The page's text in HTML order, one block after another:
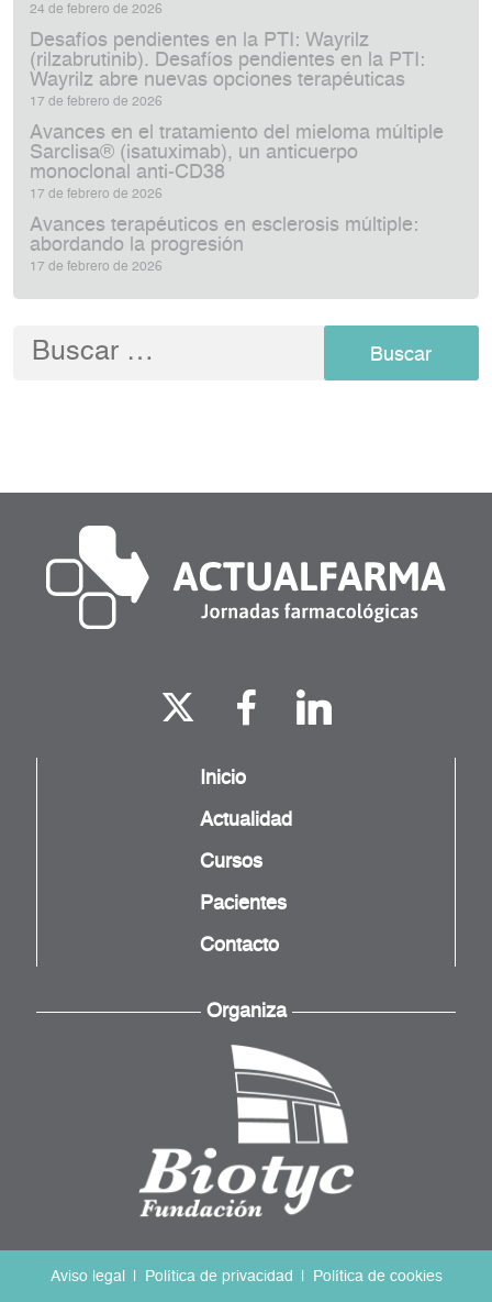
24 de febrero de 2026
Desafíos pendientes en la PTI: Wayrilz
(rilzabrutinib). Desafíos pendientes en la PTI:
Wayrilz abre nuevas opciones terapéuticas
17 de febrero de 2026
Avances en el tratamiento del mieloma múltiple
Sarclisa® (isatuximab), un anticuerpo
monoclonal anti‑CD38
17 de febrero de 2026
Avances terapéuticos en esclerosis múltiple:
abordando la progresión
17 de febrero de 2026
Buscar:
Inicio
Actualidad
Cursos
Pacientes
Contacto
Organiza
Aviso legal Política de privacidad Política de cookies